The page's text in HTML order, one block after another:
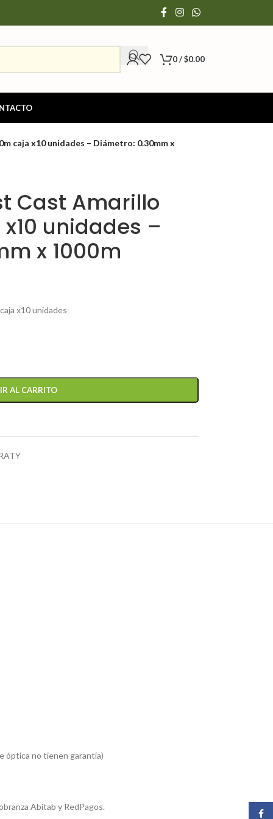
0/$0.00
caja x10 unidades – Diámetro: 0.30mm x
Cast Amarillo
unidades –
x 1000m
x10 unidades
AL CARRITO
óptica no tienen garantía)
Abitab y RedPagos.